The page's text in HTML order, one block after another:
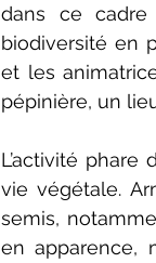
dans ce cadre
biodiversité en
et les
pépinière, un
L’activité
vie végétale.
semis,
en apparence,